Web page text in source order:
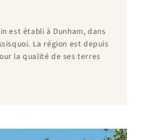
est établi à Dunham, dans
La région est depuis
la qualité de ses terres